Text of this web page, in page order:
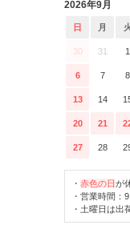
2026年9月
日 月
30 31 1
6 7 8
13 14
20 21
27 28
・ 赤色の日が
・営業時間：
・土曜日は出